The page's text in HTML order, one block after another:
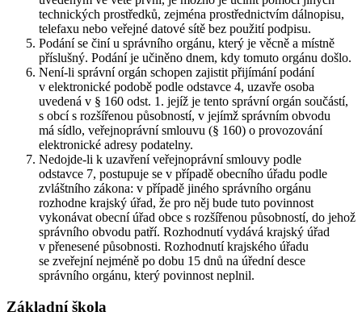
technických prostředků, zejména prostřednictvím dálnopisu,
telefaxu nebo veřejné datové sítě bez použití podpisu.
Podání se činí u správního orgánu, který je věcně a místně
příslušný. Podání je učiněno dnem, kdy tomuto orgánu došlo.
Není-li správní orgán schopen zajistit přijímání podání
v elektronické podobě podle odstavce 4, uzavře osoba
uvedená v § 160 odst. 1. jejíž je tento správní orgán součástí,
s obcí s rozšířenou působností, v jejímž správním obvodu
má sídlo, veřejnoprávní smlouvu (§ 160) o provozování
elektronické adresy podatelny.
Nedojde-li k uzavření veřejnoprávní smlouvy podle
odstavce 7, postupuje se v případě obecního úřadu podle
zvláštního zákona: v případě jiného správního orgánu
rozhodne krajský úřad, že pro něj bude tuto povinnost
vykonávat obecní úřad obce s rozšířenou působností, do jehož
správního obvodu patří. Rozhodnutí vydává krajský úřad
v přenesené působnosti. Rozhodnutí krajského úřadu
se zveřejní nejméně po dobu 15 dnů na úřední desce
správního orgánu, který povinnost neplnil.
Základní škola